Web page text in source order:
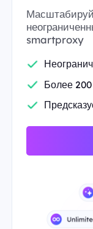
smartproxy
Более